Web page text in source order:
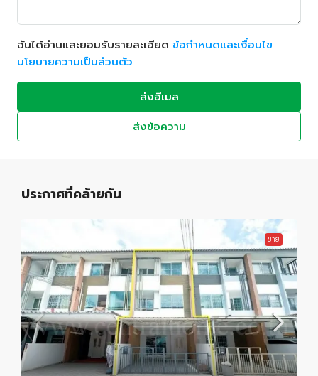
ฉันได้อ่านและยอมรับรายละเอียด ข้อกำหนดและเงื่อนไข
นโยบายความเป็นส่วนตัว
ส่งอีเมล
ส่งข้อความ
ประกาศที่คล้ายกัน
ขาย